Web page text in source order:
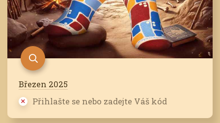
Březen 2025
Přihlašte se nebo zadejte Váš kód